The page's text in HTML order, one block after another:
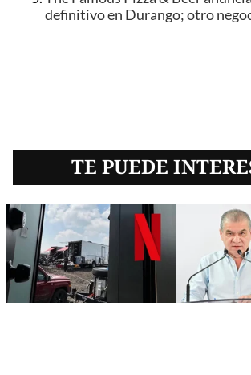
definitivo en Durango; otro
TE PUEDE